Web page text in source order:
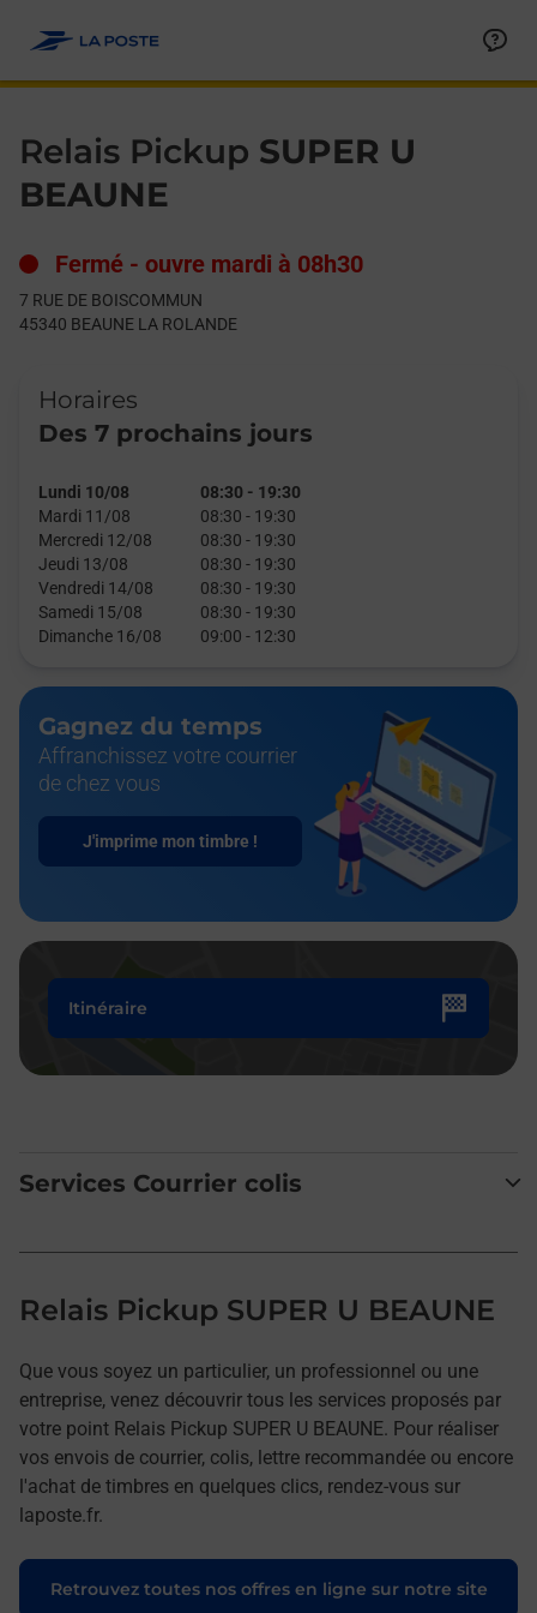
Relais Pickup SUPER U
BEAUNE
Fermé - ouvre mardi à 08h30
7 RUE DE BOISCOMMUN
45340 BEAUNE LA ROLANDE
Horaires
Des 7 prochains jours
Lundi 10/08 08:30 - 19:30
Mardi 11/08
08:30 - 19:30
Mercredi 12/08
08:30 - 19:30
Jeudi 13/08
08:30 - 19:30
Vendredi 14/08
08:30 - 19:30
Samedi 15/08
08:30 - 19:30
Dimanche 16/08
09:00 - 12:30
Gagnez du temps
Affranchissez votre courrier
de chez vous
J'imprime mon timbre !
Itinéraire
Services Courrier colis
Relais Pickup SUPER U BEAUNE
Que vous soyez un particulier, un professionnel ou une
entreprise, venez découvrir tous les services proposés par
votre point Relais Pickup SUPER U BEAUNE. Pour réaliser
vos envois de courrier, colis, lettre recommandée ou encore
l'achat de timbres en quelques clics, rendez-vous sur
laposte.fr.
Retrouvez toutes nos offres en ligne sur notre site